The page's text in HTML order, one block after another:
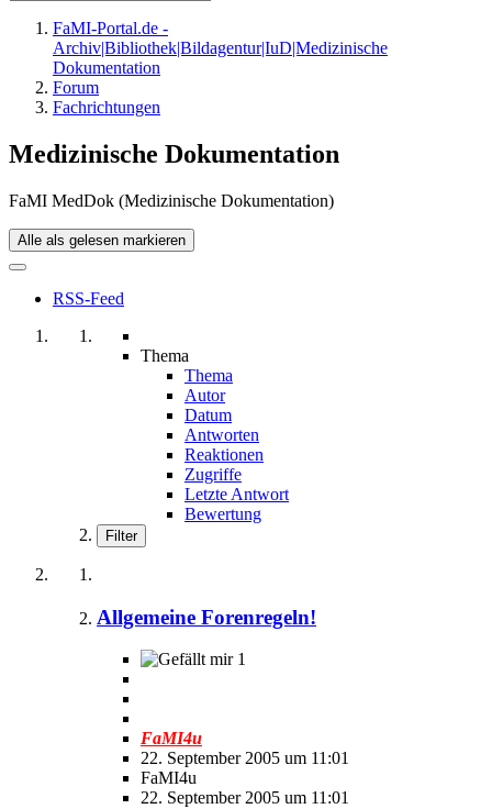
FaMI-Portal.de -
Archiv|Bibliothek|Bildagentur|IuD|Medizinische
Dokumentation
Forum
Fachrichtungen
Medizinische Dokumentation
FaMI MedDok (Medizinische Dokumentation)
Alle als gelesen markieren
RSS-Feed
Thema
Thema
Autor
Datum
Antworten
Reaktionen
Zugriffe
Letzte Antwort
Bewertung
Filter
Allgemeine Forenregeln!
1
FaMI4u
22. September 2005 um 11:01
FaMI4u
22. September 2005 um 11:01